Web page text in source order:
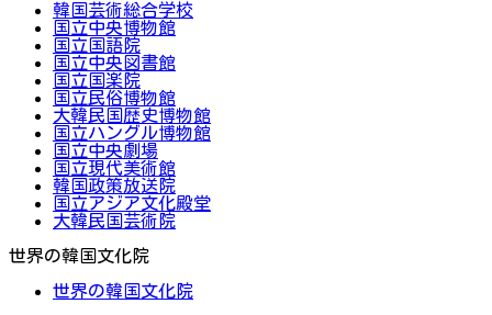
韓国芸術総合学校
国立中央博物館
国立国語院
国立中央図書館
国立国楽院
国立民俗博物館
大韓民国歴史博物館
国立ハングル博物館
国立中央劇場
国立現代美術館
韓国政策放送院
国立アジア文化殿堂
大韓民国芸術院
世界の韓国文化院
世界の韓国文化院